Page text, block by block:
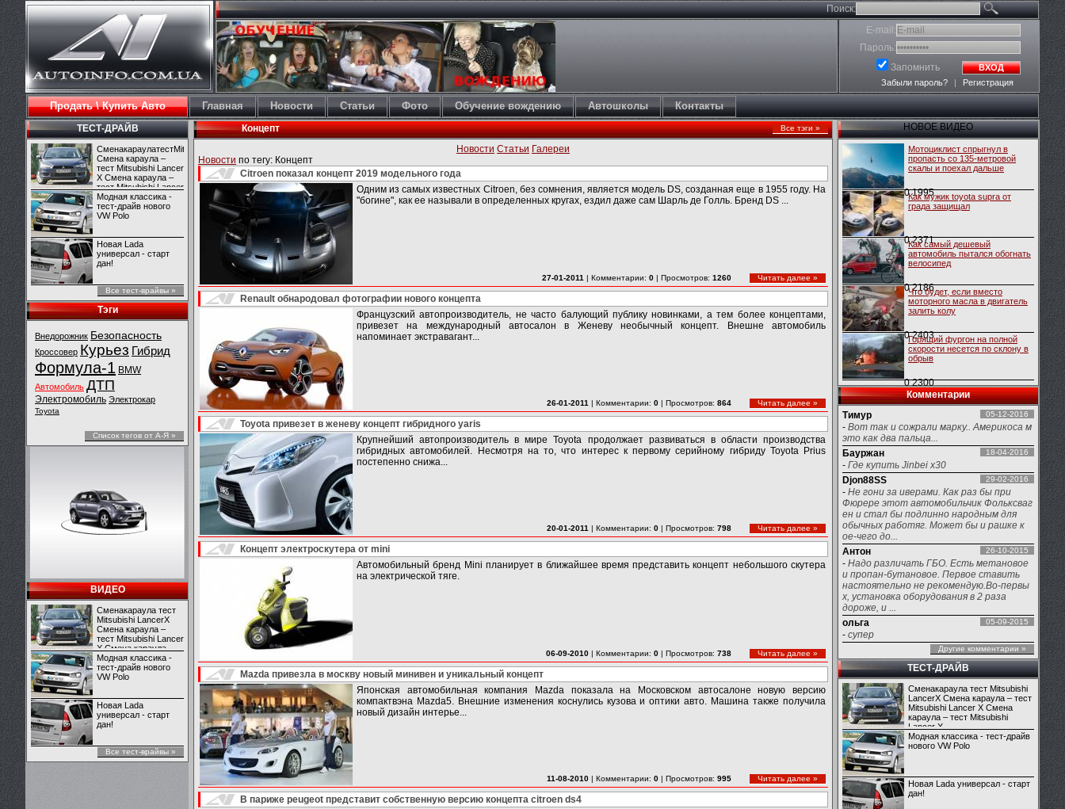
Поиск:
E-mail:
Пароль:
Запомнить
ВХОД
Забыли пароль?
| Регистрация
Продать \ Купить Авто Главная Новости Статьи Фото Обучение вождению Автошколы Контакты
ТЕСТ-ДРАЙВ
СменакараулатестMitsubishiLancerX
Смена караула –
тест Mitsubishi Lancer
X Смена караула –
тест Mitsubishi Lancer
X
Модная классика -
тест-драйв нового
VW Polo
Новая Lada
универсал - старт
дан!
Все тест-врайвы »
Тэги
Внедорожник Безопасность
Кроссовер Курьез Гибрид
Формула-1 BMW
Автомобиль ДТП
Электромобиль Электрокар
Toyota
Список тегов от А-Я »
ВИДЕО
Сменакараула тест
Mitsubishi LancerX
Смена караула –
тест Mitsubishi Lancer
X Смена караула –
тест Mitsubishi Lancer
X
Модная классика -
тест-драйв нового
VW Polo
Новая Lada
универсал - старт
дан!
Все тест-врайвы »
Концепт Все тэги »
Новости Статьи Галереи
Новости по тегу: Концепт
Citroen показал концепт 2019 модельного года
Одним из самых известных Citroen, без сомнения, является модель DS, созданная еще в 1955 году. На
"богине", как ее называли в определенных кругах, ездил даже сам Шарль де Голль. Бренд DS ...
27-01-2011 | Комментарии: 0 | Просмотров: 1260 Читать далее »
Renault обнародовал фотографии нового концепта
Французский автопроизводитель, не часто балующий публику новинками, а тем более концептами,
привезет на международный автосалон в Женеву необычный концепт. Внешне автомобиль
напоминает экстравагант...
26-01-2011 | Комментарии: 0 | Просмотров: 864 Читать далее »
Toyota привезет в женеву концепт гибридного yaris
Крупнейший автопроизводитель в мире Toyota продолжает развиваться в области производства
гибридных автомобилей. Несмотря на то, что интерес к первому серийному гибриду Toyota Prius
постепенно снижа...
20-01-2011 | Комментарии: 0 | Просмотров: 798 Читать далее »
Концепт электроскутера от mini
Автомобильный бренд Mini планирует в ближайшее время представить концепт небольшого скутера
на электрической тяге.
06-09-2010 | Комментарии: 0 | Просмотров: 738 Читать далее »
Mazda привезла в москву новый минивен и уникальный концепт
Японская автомобильная компания Mazda показала на Московском автосалоне новую версию
компактвэна Мazda5. Внешние изменения коснулись кузова и оптики авто. Машина также получила
новый дизайн интерье...
11-08-2010 | Комментарии: 0 | Просмотров: 995 Читать далее »
В париже peugeot представит собственную версию концепта citroen ds4
НОВОЕ ВИДЕО
Мотоциклист спрыгнул в
пропасть со 135-метровой
скалы и поехал дальше
0 1995
Как мужик toyota supra от
града защищал
0 2371
Как самый дешевый
автомобиль пытался обогнать
велосипед
0 2186
Что будет, если вместо
моторного масла в двигатель
залить колу
0 2403
Горящий фургон на полной
скорости несется по склону в
обрыв
0 2300
Комментарии
Тимур
05-12-2016
- Вот так и сожрали марку.. Америкоса м
это как два пальца...
Бауржан
18-04-2016
- Где купить Jinbei x30
Djon88SS
29-02-2016
- Не гони за иверами. Как раз бы при
Фюрере этот автомобильчик Фольксваг
ен и стал бы подлинно народным для
обычных работяг. Может бы и рашке к
ое-чего до...
Антон
26-10-2015
- Надо различать ГБО. Есть метановое
и пропан-бутановое. Первое ставить
настоятельно не рекомендую.Во-первы
х, установка оборудования в 2 раза
дороже, и ...
ольга
05-09-2015
- супер
Другие комментарии »
ТЕСТ-ДРАЙВ
Сменакараула тест Mitsubishi
LancerX Смена караула – тест
Mitsubishi Lancer X Смена
караула – тест Mitsubishi
Lancer X
Модная классика - тест-драйв
нового VW Polo
Новая Lada универсал - старт
дан!